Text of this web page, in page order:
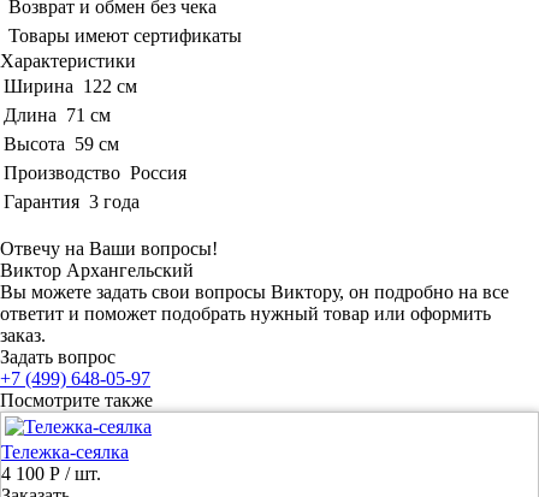
Возврат и обмен без чека
Товары имеют сертификаты
Характеристики
Ширина 122 см
Длина 71 см
Высота 59 см
Производство Россия
Гарантия 3 года
Отвечу на Ваши вопросы!
Виктор Архангельский
Вы можете задать свои вопросы Виктору, он подробно на все
ответит и поможет подобрать нужный товар или оформить
заказ.
Задать вопрос
+7 (499) 648-05-97
Посмотрите также
Тележка-сеялка
4 100 Р / шт.